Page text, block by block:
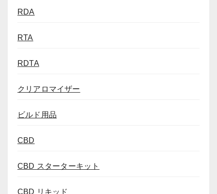
RDA
RTA
RDTA
クリアロマイザー
ビルド用品
CBD
CBD スターターキット
CBD リキッド